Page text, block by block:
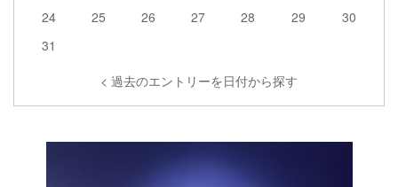
24
25 26 27 28 29
30
31
< 過去のエントリーを日付から探す